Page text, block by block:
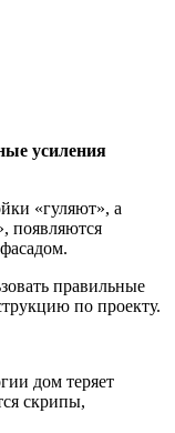
усиления
«гуляют», а
появляются
правильные
по проекту.
дом теряет
скрипы,